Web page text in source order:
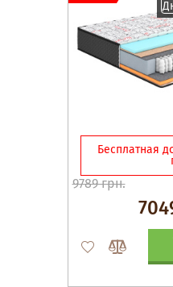
Бесплатная
9789 грн.